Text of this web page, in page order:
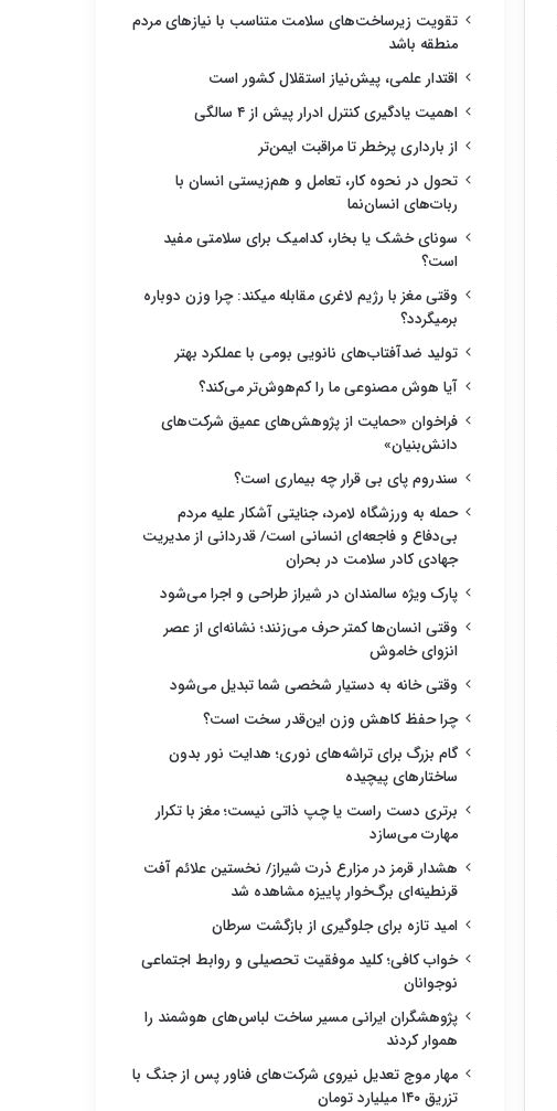
تقویت زیرساخت‌های سلامت متناسب با نیازهای مردم
منطقه باشد
اقتدار علمی، پیش‌نیاز استقلال کشور است
اهمیت یادگیری کنترل ادرار پیش از ۴ سالگی
از بارداری پرخطر تا مراقبت ایمن‌تر
تحول در نحوه کار، تعامل و هم‌زیستی انسان با
ربات‌های انسان‌نما
سونای خشک یا بخار، کدامیک برای سلامتی مفید
است؟
وقتی مغز با رژیم لاغری مقابله میکند: چرا وزن دوباره
برمیگردد؟
تولید ضدآفتاب‌های نانویی بومی با عملکرد بهتر
آیا هوش مصنوعی ما را کم‌هوش‌تر می‌کند؟
فراخوان «حمایت از پژوهش‌های عمیق شرکت‌های
دانش‌بنیان»
سندروم پای بی قرار چه بیماری است؟
حمله به ورزشگاه لامرد، جنایتی آشکار علیه مردم
بی‌دفاع و فاجعه‌ای انسانی است/ قدردانی از مدیریت
جهادی کادر سلامت در بحران
پارک ویژه سالمندان در شیراز طراحی و اجرا می‌شود
وقتی انسان‌ها کمتر حرف می‌زنند؛ نشانه‌ای از عصر
انزوای خاموش
وقتی خانه به دستیار شخصی شما تبدیل می‌شود
چرا حفظ کاهش وزن این‌قدر سخت است؟
گام بزرگ برای تراشه‌های نوری؛ هدایت نور بدون
ساختارهای پیچیده
برتری دست راست یا چپ ذاتی نیست؛ مغز با تکرار
مهارت می‌سازد
هشدار قرمز در مزارع ذرت شیراز/ نخستین علائم آفت
قرنطینه‌ای برگ‌خوار پاییزه مشاهده شد
امید تازه برای جلوگیری از بازگشت سرطان
خواب کافی؛ کلید موفقیت تحصیلی و روابط اجتماعی
نوجوانان
پژوهشگران ایرانی مسیر ساخت لباس‌های هوشمند را
هموار کردند
مهار موج تعدیل نیروی شرکت‌های فناور پس از جنگ با
تزریق ۱۴۰ میلیارد تومان